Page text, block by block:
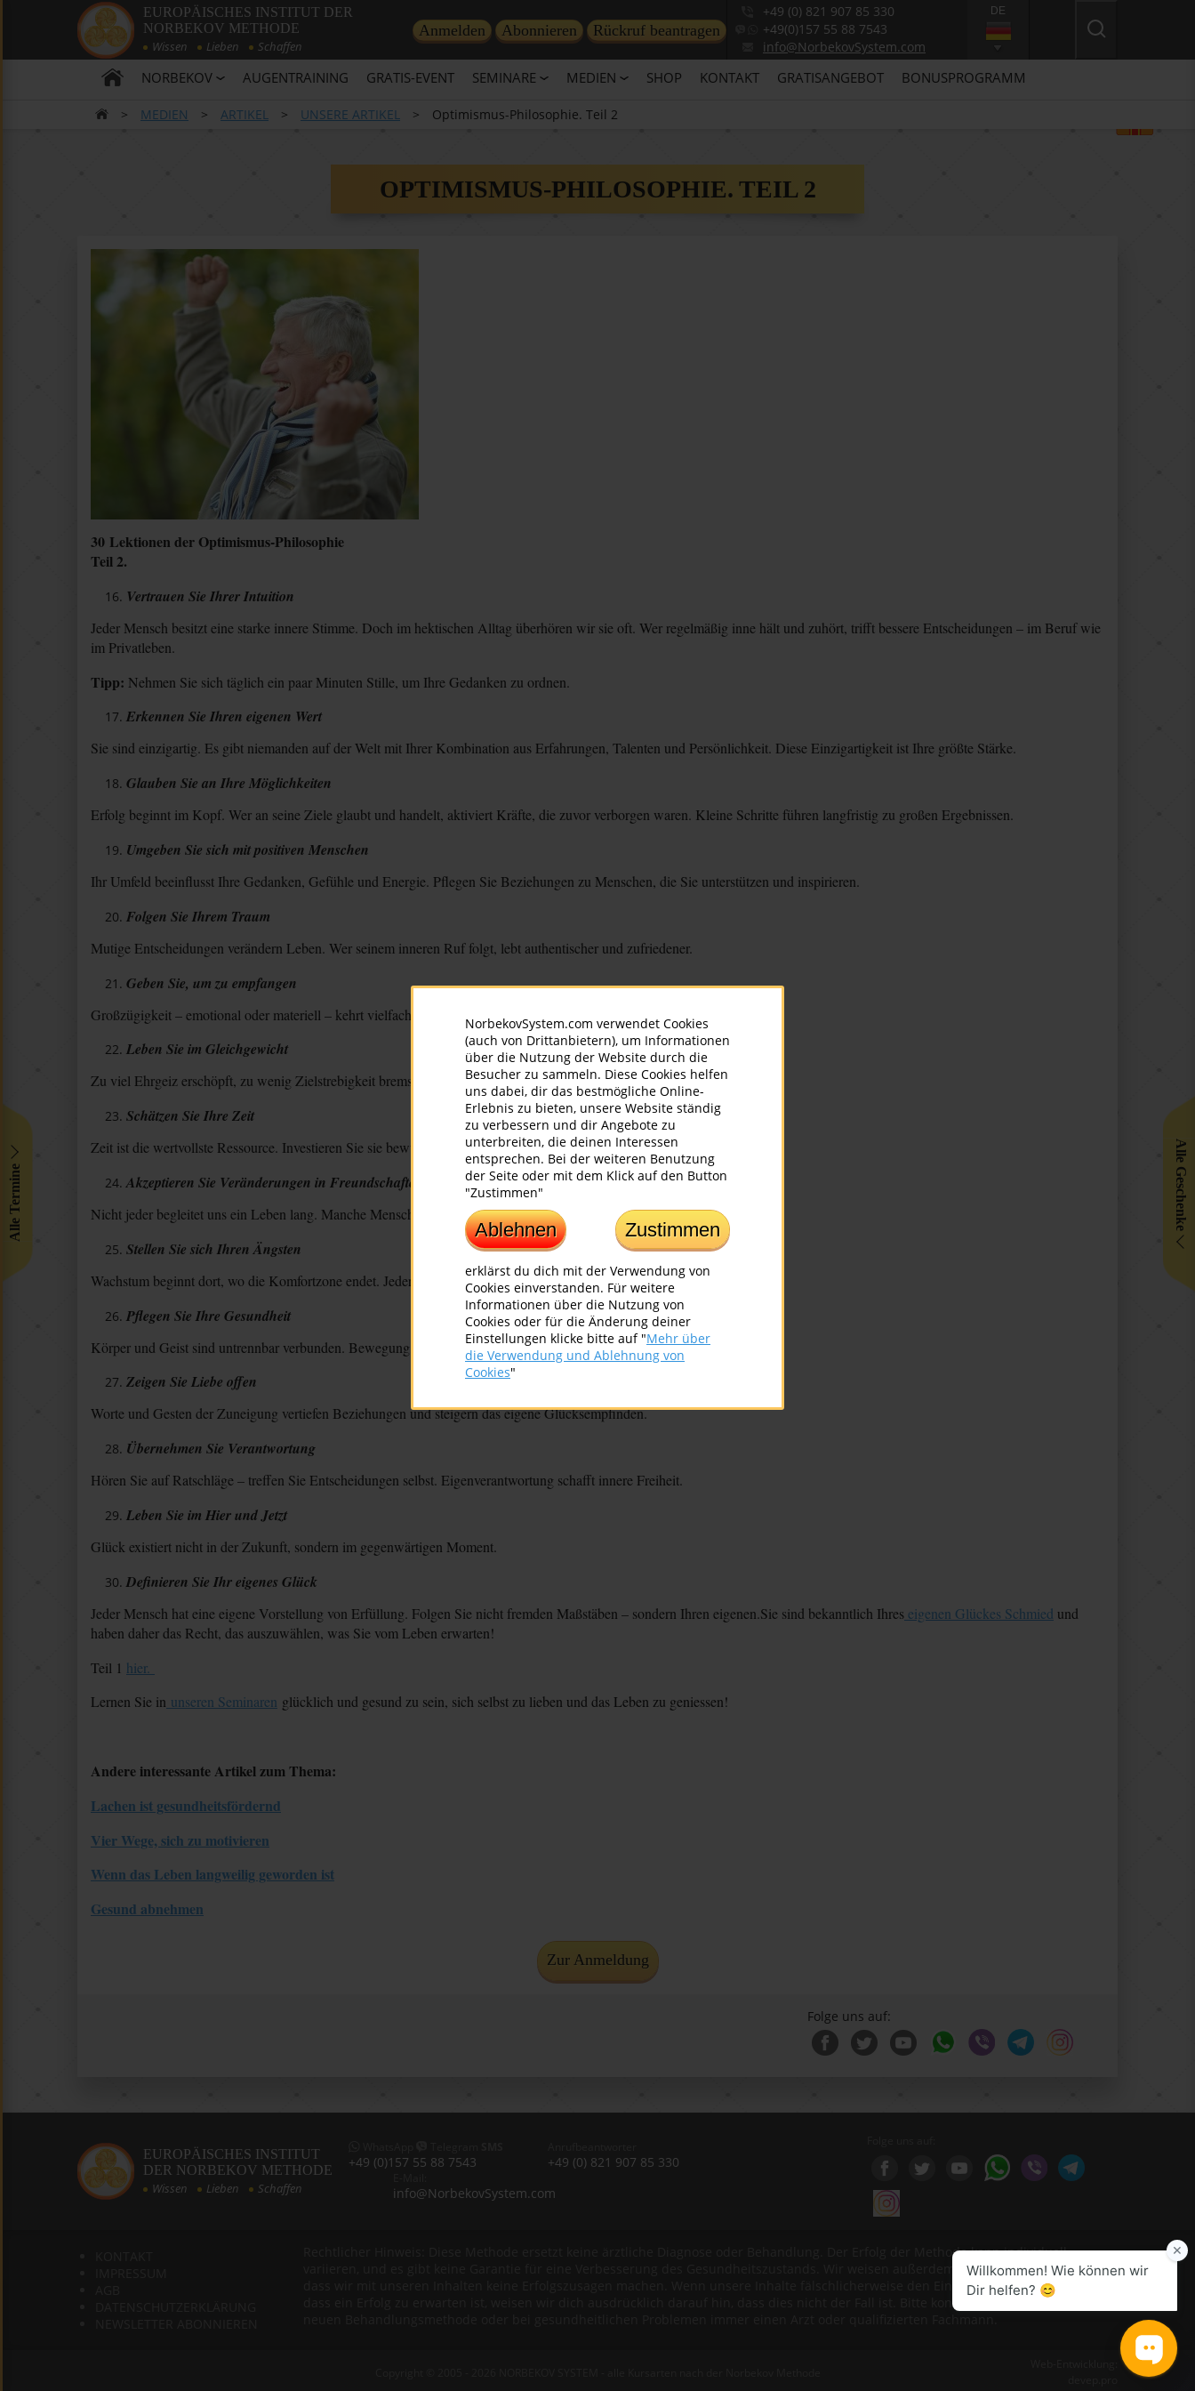
NorbekovSystem.com verwendet Cookies
(auch von Drittanbietern), um Informationen
über die Nutzung der Website durch die
Besucher zu sammeln. Diese Cookies helfen
uns dabei, dir das bestmögliche Online-
Erlebnis zu bieten, unsere Website ständig
zu verbessern und dir Angebote zu
unterbreiten, die deinen Interessen
entsprechen. Bei der weiteren Benutzung
der Seite oder mit dem Klick auf den Button
"Zustimmen"
Ablehnen Zustimmen
erklärst du dich mit der Verwendung von
Cookies einverstanden. Für weitere
Informationen über die Nutzung von
Cookies oder für die Änderung deiner
Einstellungen klicke bitte auf "Mehr über
die Verwendung und Ablehnung von
Cookies"
Alle Geschenke
EUROPÄISCHES INSTITUT DER
NORBEKOV METHODE
Wissen Lieben Schaffen
Anmelden Abonnieren Rückruf beantragen
+49 (0) 821 907 85 330
+49(0)157 55 88 7543
info@NorbekovSystem.com
DE
NORBEKOV AUGENTRAINING GRATIS-EVENT SEMINARE MEDIEN SHOP KONTAKT GRATISANGEBOT BONUSPROGRAMM
> MEDIEN > ARTIKEL > UNSERE ARTIKEL > Optimismus-Philosophie. Teil 2
OPTIMISMUS-PHILOSOPHIE. TEIL 2
30 Lektionen der Optimismus-Philosophie
Teil 2.
Vertrauen Sie Ihrer Intuition
Jeder Mensch besitzt eine starke innere Stimme. Doch im hektischen Alltag überhören wir sie oft. Wer regelmäßig inne hält und zuhört, trifft bessere Entscheidungen – im Beruf wie
im Privatleben.
Tipp: Nehmen Sie sich täglich ein paar Minuten Stille, um Ihre Gedanken zu ordnen.
Erkennen Sie Ihren eigenen Wert
Sie sind einzigartig. Es gibt niemanden auf der Welt mit Ihrer Kombination aus Erfahrungen, Talenten und Persönlichkeit. Diese Einzigartigkeit ist Ihre größte Stärke.
Glauben Sie an Ihre Möglichkeiten
Erfolg beginnt im Kopf. Wer an seine Ziele glaubt und handelt, aktiviert Kräfte, die zuvor verborgen waren. Kleine Schritte führen langfristig zu großen Ergebnissen.
Umgeben Sie sich mit positiven Menschen
Ihr Umfeld beeinflusst Ihre Gedanken, Gefühle und Energie. Pflegen Sie Beziehungen zu Menschen, die Sie unterstützen und inspirieren.
Folgen Sie Ihrem Traum
Mutige Entscheidungen verändern Leben. Wer seinem inneren Ruf folgt, lebt authentischer und zufriedener.
Geben Sie, um zu empfangen
Großzügigkeit – emotional oder materiell – kehrt vielfach zurück. Teilen schafft Verbindung und innere Fülle.
Leben Sie im Gleichgewicht
Zu viel Ehrgeiz erschöpft, zu wenig Zielstrebigkeit bremst. Harmonie entsteht in der Mitte.
Schätzen Sie Ihre Zeit
Zeit ist die wertvollste Ressource. Investieren Sie sie bewusst – in Lernen, Gesundheit und Beziehungen.
Akzeptieren Sie Veränderungen in Freundschaften
Nicht jeder begleitet uns ein Leben lang. Manche Menschen kommen, um uns etwas Wichtiges zu lehren.
Stellen Sie sich Ihren Ängsten
Wachstum beginnt dort, wo die Komfortzone endet. Jeder überwundene Zweifel stärkt Ihr Selbstvertrauen.
Pflegen Sie Ihre Gesundheit
Körper und Geist sind untrennbar verbunden. Bewegung, Ernährung und Erholung sind die Basis für Lebensfreude.
Zeigen Sie Liebe offen
Worte und Gesten der Zuneigung vertiefen Beziehungen und steigern das eigene Glücksempfinden.
Übernehmen Sie Verantwortung
Hören Sie auf Ratschläge – treffen Sie Entscheidungen selbst. Eigenverantwortung schafft innere Freiheit.
Leben Sie im Hier und Jetzt
Glück existiert nicht in der Zukunft, sondern im gegenwärtigen Moment.
Definieren Sie Ihr eigenes Glück
Jeder Mensch hat eine eigene Vorstellung von Erfüllung. Folgen Sie nicht fremden Maßstäben – sondern Ihren eigenen.Sie sind bekanntlich Ihreseigenen Glückes Schmied und
haben daher das Recht, das auszuwählen, was Sie vom Leben erwarten!
Teil 1 hier.
Lernen Sie in unseren Seminaren glücklich und gesund zu sein, sich selbst zu lieben und das Leben zu geniessen!
Andere interessante Artikel zum Thema:
Lachen ist gesundheitsfördernd
Vier Wege, sich zu motivieren
Wenn das Leben langweilig geworden ist
Gesund abnehmen
Zur Anmeldung
Folge uns auf:
EUROPÄISCHES INSTITUT
DER NORBEKOV METHODE
Wissen Lieben Schaffen
+49 (0)157 55 88 7543 +49 (0) 821 907 85 330
info@NorbekovSystem.com
Rechtlicher Hinweis: Diese Methode ersetzt keine ärztliche Diagnose oder Behandlung. Der Erfolg der Methode kann individuell
variieren, und es gibt keine Garantie für eine Verbesserung des Gesundheitszustands. Wir weisen außerdem ausdrücklich darauf hin,
dass wir mit unseren Inhalten keine Erfolgszusagen machen. Wenn unsere Inhalte fälschlicherweise den Eindruck erwecken sollten,
dass ein Erfolg zu erwarten ist, weisen wir dich ausdrücklich darauf hin, dass dies nicht der Fall ist. Bitte konsultiere vor Beginn einer
Alle Termine